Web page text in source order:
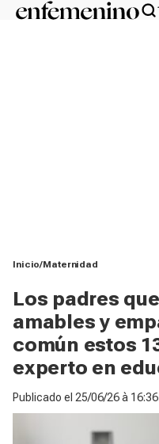
Inicio Maternidad
Los padres
amables y
común estos
experto en
Publicado el 25/06/26 à 16:36